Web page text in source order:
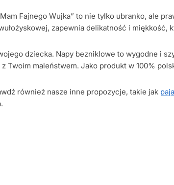
Fajnego Wujka” to nie tylko ubranko, ale
zapewnia delikatność i miękkość,
dziecka. Napy bezniklowe to wygodne i
Twoim maleństwem. Jako produkt w 100%
również nasze inne propozycje, takie jak